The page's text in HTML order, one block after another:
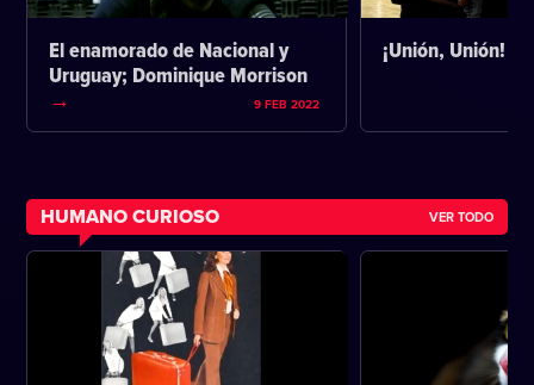
El enamorado de Nacional y
Uruguay; Dominique Morrison
9 FEB 2022
¡Unión, Unión!
HUMANO CURIOSO VER TODO